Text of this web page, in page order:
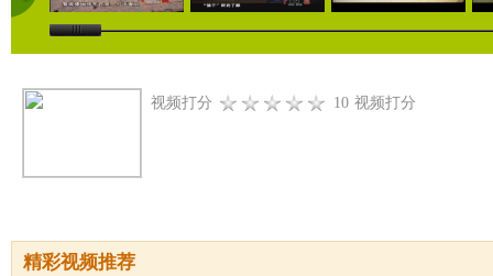
视频打分 10 视频打分
精彩视频推荐